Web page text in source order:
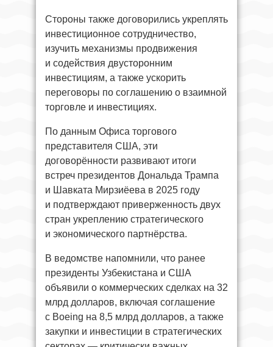
Стороны также договорились укреплять
инвестиционное сотрудничество,
изучить механизмы продвижения
и содействия двусторонним
инвестициям, а также ускорить
переговоры по соглашению о взаимной
торговле и инвестициях.
По данным Офиса торгового
представителя США, эти
договорённости развивают итоги
встреч президентов Дональда Трампа
и Шавката Мирзиёева в 2025 году
и подтверждают приверженность двух
стран укреплению стратегического
и экономического партнёрства.
В ведомстве напомнили, что ранее
президенты Узбекистана и США
объявили о коммерческих сделках на 32
млрд долларов, включая соглашение
с Boeing на 8,5 млрд долларов, а также
закупки и инвестиции в стратегических